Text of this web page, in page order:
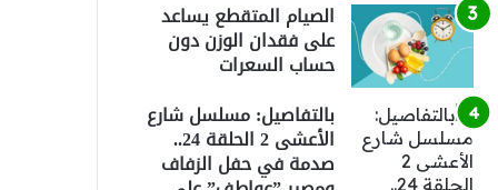
الصيام المتقطع يساعد
على فقدان الوزن دون
حساب السعرات
بالتفاصيل: مسلسل شارع
الأعشى 2 الحلقة 24..
صدمة في حفل الزفاف